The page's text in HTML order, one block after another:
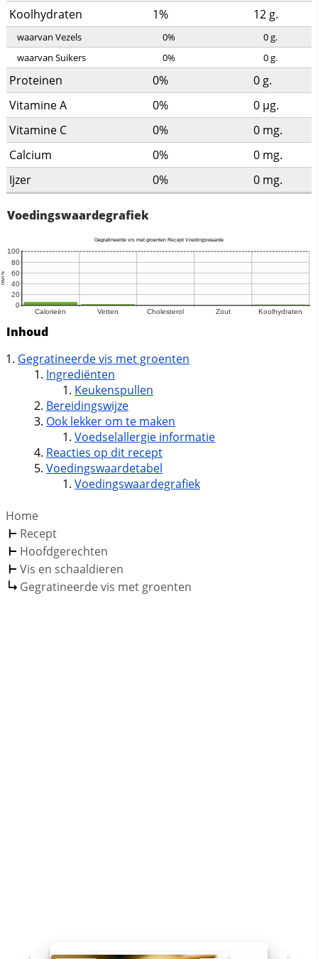
Koolhydraten 1% 12g.
waarvan Vezels 0% 0g.
waarvan Suikers
0% 0g.
Proteinen 0% 0g.
Vitamine A
0% 0 µg.
Vitamine C
0% 0 mg.
Calcium
0% 0 mg.
Ijzer
0% 0 mg.
Voedingswaardegrafiek
Inhoud
Gegratineerde vis met groenten
Ingrediënten
Keukenspullen
Bereidingswijze
Ook lekker om te maken
Voedselallergie informatie
Reacties op dit recept
Voedingswaardetabel
Voedingswaardegrafiek
Home
Recept
Hoofdgerechten
Vis en schaaldieren
Gegratineerde vis met groenten